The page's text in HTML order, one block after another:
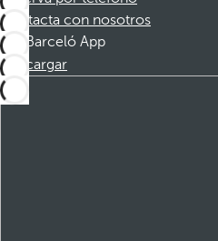
Contacta con nosotros
Barceló App
Descargar